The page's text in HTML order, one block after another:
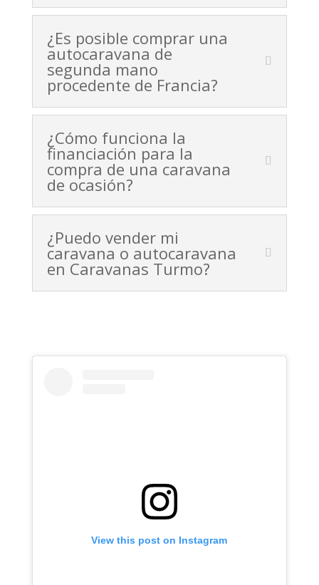
¿Es posible comprar una
autocaravana de
segunda mano
procedente de Francia?
¿Cómo funciona la
financiación para la
compra de una caravana
de ocasión?
¿Puedo vender mi
caravana o autocaravana
en Caravanas Turmo?
View this post on Instagram